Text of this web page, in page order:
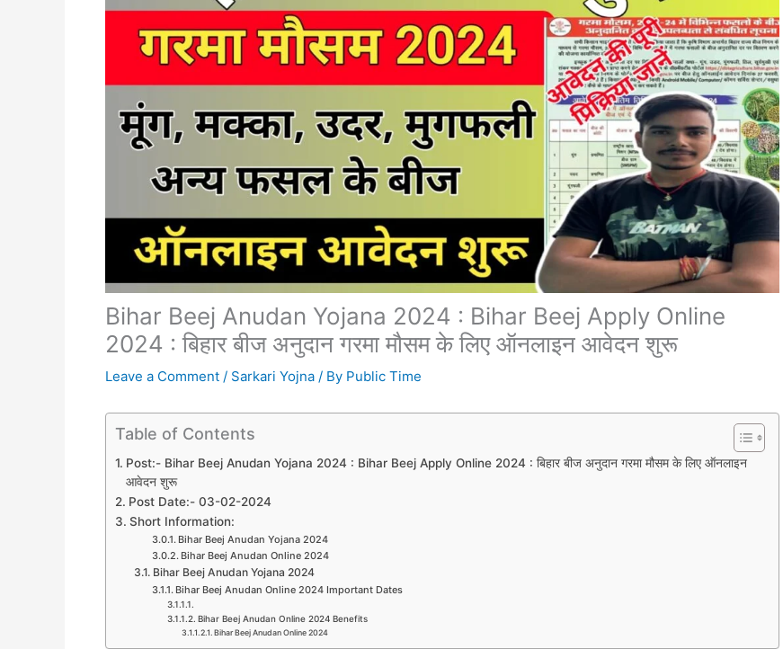
Bihar Beej Anudan Yojana 2024 : Bihar Beej Apply Online
2024 : बिहार बीज अनुदान गरमा मौसम के लिए ऑनलाइन आवेदन शुरू
Leave a Comment / Sarkari Yojna / By Public Time
Table of Contents
Post:- Bihar Beej Anudan Yojana 2024 : Bihar Beej Apply Online 2024 : बिहार बीज अनुदान गरमा मौसम के लिए ऑनलाइन
आवेदन शुरू
Post Date:- 03-02-2024
Short Information:
Bihar Beej Anudan Yojana 2024
Bihar Beej Anudan Online 2024
Bihar Beej Anudan Yojana 2024
Bihar Beej Anudan Online 2024 Important Dates
Bihar Beej Anudan Online 2024 Benefits
Bihar Beej Anudan Online 2024